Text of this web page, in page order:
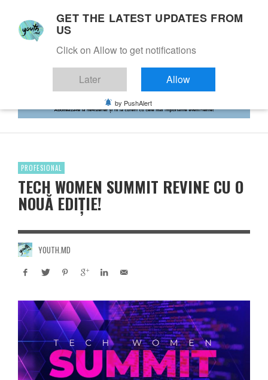
PROFESIONAL
TECH WOMEN SUMMIT REVINE CU O
NOUĂ EDIȚIE!
YOUTH.MD
GET THE LATEST UPDATES FROM
US
Click on Allow to get notifications
Later Allow
by PushAlert